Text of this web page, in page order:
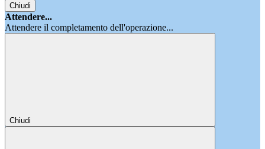
Chiudi
Attendere...
Attendere il completamento dell'operazione...
Chiudi